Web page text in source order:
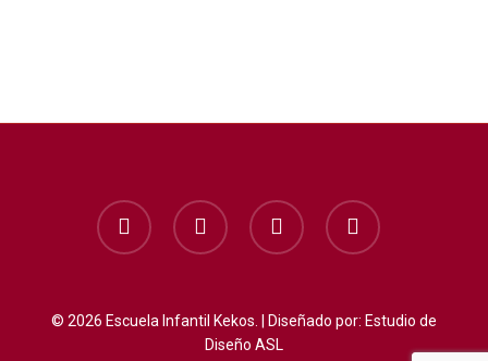
facebook instagram whatsapp phone
© 2026 Escuela Infantil Kekos. | Diseñado por: Estudio de
Diseño ASL